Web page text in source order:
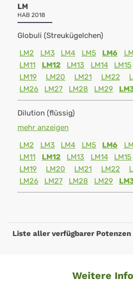
LM
HAB 2018
Globuli (Streukügelchen)
LM2
LM3 LM4 LM5 LM6
LM11
LM12 LM13 LM14 LM15
LM19
LM20 LM21 LM22
LM26
LM27 LM28 LM29
Dilution (flüssig)
mehr anzeigen
LM2
LM3 LM4 LM5 LM6
LM11
LM12 LM13 LM14 LM15
LM19
LM20 LM21 LM22
LM26
LM27 LM28 LM29
Liste aller verfügbarer Potenzen
Weitere